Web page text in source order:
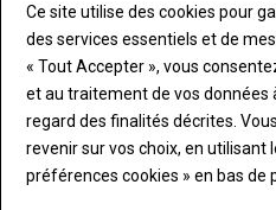
Choisissez votre
compte pour
Lien Créez
Ce site utilise des cookies pour
des services essentiels et de
« Tout Accepter », vous
et au traitement de vos données
regard des finalités décrites.
revenir sur vos choix, en utilisant
préférences cookies » en bas de